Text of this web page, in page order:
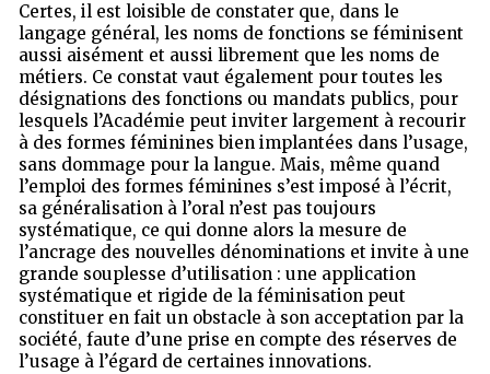
Certes, il est loisible de constater que, dans le
langage général, les noms de fonctions se féminisent
aussi aisément et aussi librement que les noms de
métiers. Ce constat vaut également pour toutes les
désignations des fonctions ou mandats publics, pour
lesquels l’Académie peut inviter largement à recourir
à des formes féminines bien implantées dans l’usage,
sans dommage pour la langue. Mais, même quand
l’emploi des formes féminines s’est imposé à l’écrit,
sa généralisation à l’oral n’est pas toujours
systématique, ce qui donne alors la mesure de
l’ancrage des nouvelles dénominations et invite à une
grande souplesse d’utilisation : une application
systématique et rigide de la féminisation peut
constituer en fait un obstacle à son acceptation par la
société, faute d’une prise en compte des réserves de
l’usage à l’égard de certaines innovations.